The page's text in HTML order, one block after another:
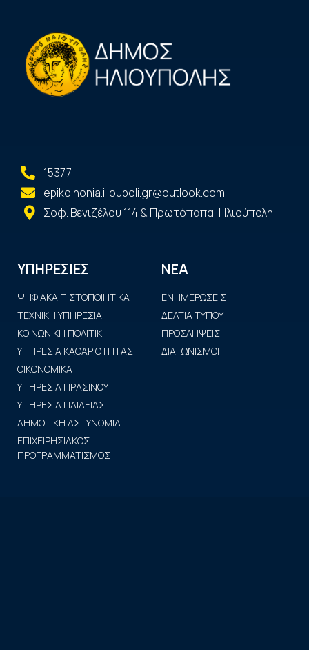
15377
epikoinonia.ilioupoli.gr@outlook.com
Σοφ. Βενιζέλου 114 & Πρωτόπαπα, Ηλιούπολη
ΥΠΗΡΕΣΙΕΣ
ΨΗΦΙΑΚΑ ΠΙΣΤΟΠΟΙΗΤΙΚΑ
ΤΕΧΝΙΚΗ ΥΠΗΡΕΣΙΑ
ΚΟΙΝΩΝΙΚΗ ΠΟΛΙΤΙΚΗ
ΥΠΗΡΕΣΙΑ ΚΑΘΑΡΙΟΤΗΤΑΣ
ΟΙΚΟΝΟΜΙΚΑ
ΥΠΗΡΕΣΙΑ ΠΡΑΣΙΝΟΥ
ΥΠΗΡΕΣΙΑ ΠΑΙΔΕΙΑΣ
ΔΗΜΟΤΙΚΗ ΑΣΤΥΝΟΜΙΑ
ΕΠΙΧΕΙΡΗΣΙΑΚΟΣ
ΠΡΟΓΡΑΜΜΑΤΙΣΜΟΣ
ΝΕΑ
ΕΝΗΜΕΡΩΣΕΙΣ
ΔΕΛΤΙΑ ΤΥΠΟΥ
ΠΡΟΣΛΗΨΕΙΣ
ΔΙΑΓΩΝΙΣΜΟΙ